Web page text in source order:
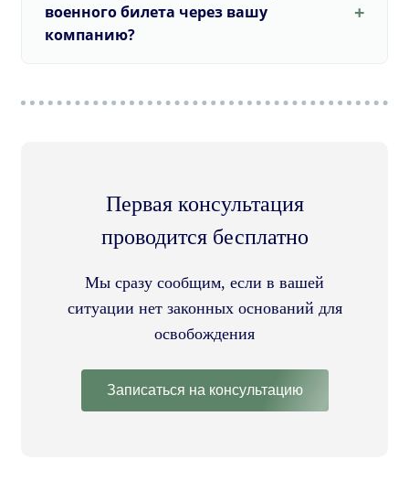
военного билета через вашу
компанию?
Первая консультация
проводится бесплатно
Мы сразу сообщим, если в вашей
ситуации нет законных оснований для
освобождения
Записаться на консультацию